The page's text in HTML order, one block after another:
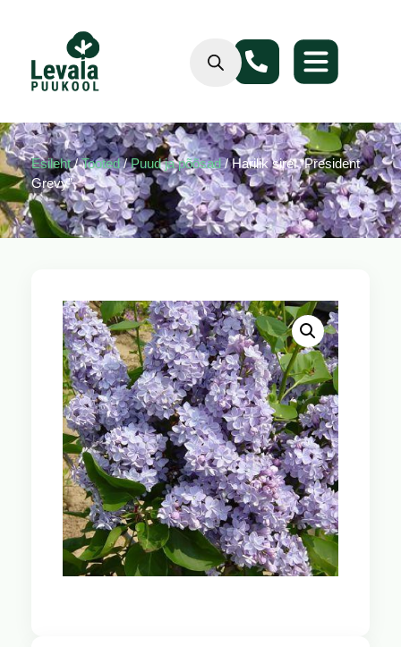
Esileht/Tooted/Puud ja põõsad/ Harilik sirel “President
Grevy”